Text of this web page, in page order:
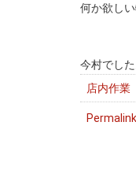
何か欲し
今村でした
店内作業
Permalink